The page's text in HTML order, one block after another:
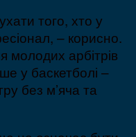
того, хто у
– корисно.
молодих арбітрів
у баскетболі –
без м’яча та